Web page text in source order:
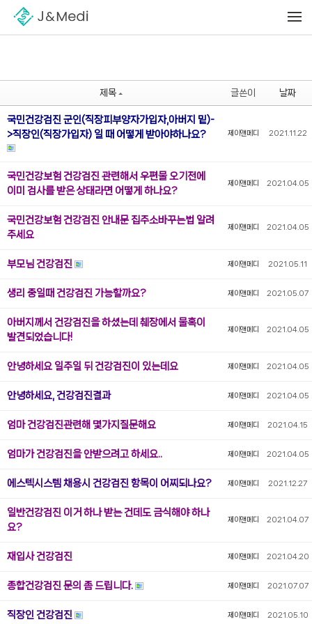
제목 글쓴이 날짜
국민건강검진 군인(직장피부양자가입자,아버지 밑)-
>직장인(직장가입자) 일 때 어떻게 받아야하나요?
제이앤메디 2021.11.22
국민건강보험 건강검진 관련해서 우편물 오기전에
이미 검사를 받은 상태라면 어떻게 하나요?
제이앤메디 2021.04.05
국민건강보험 건강검진 안내문 집주소바꾸는법 알려
주세요
제이앤메디 2021.04.05
부모님 건강검진 제이앤메디 2021.05.11
생리 중일때 건강검진 가능할까요? 제이앤메디 2021.05.07
아버지께서 건강검진을 하셨는데 췌장에서 물혹이
발견되었습니다!
제이앤메디 2021.04.05
안녕하세요 일주일 뒤 건강검진이 있는데요 제이앤메디 2021.04.05
안녕하세요, 건강검진결과 제이앤메디 2021.04.05
엄마 건강검진관련해 몇가지질문해요 제이앤메디 2021.04.15
엄마가 건강검진을 안받으려고 하세요.. 제이앤메디 2021.04.05
에스텍시스템 채용시 건강검진 항목이 어찌되나요? 제이앤메디 2021.12.27
일반건강검진 이거 하나 받는 건데도 금식해야 하나
요?
제이앤메디 2021.04.07
재입사 건강검진 제이앤메디 2021.04.20
종합건강검진 문의 좀 드립니다. 제이앤메디 2021.07.07
직장인 건강검진 제이앤메디 2021.05.10